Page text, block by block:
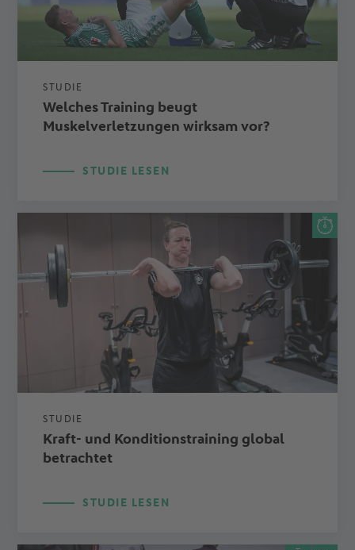
STUDIE
Welches Training beugt
Muskelverletzungen wirksam vor?
STUDIE LESEN
STUDIE
Kraft- und Konditionstraining global
betrachtet
STUDIE LESEN